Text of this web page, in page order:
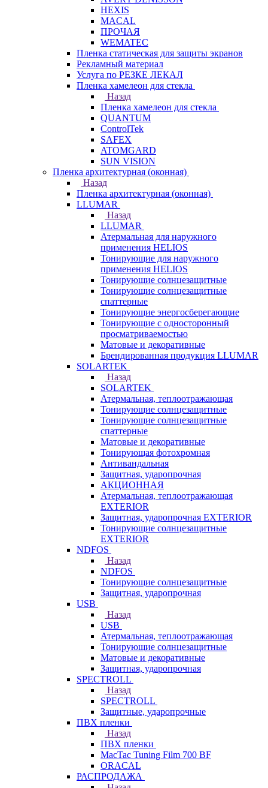
HEXIS
MACAL
ПРОЧАЯ
WEMATEC
Пленка статическая для защиты экранов
Рекламный материал
Услуга по РЕЗКЕ ЛЕКАЛ
Пленка хамелеон для стекла
Назад
Пленка хамелеон для стекла
QUANTUM
ControlTek
SAFEX
ATOMGARD
SUN VISION
Пленка архитектурная (оконная)
Назад
Пленка архитектурная (оконная)
LLUMAR
Назад
LLUMAR
Атермальная для наружного
применения HELIOS
Тонирующие для наружного
применения HELIOS
Тонирующие солнцезащитные
Тонирующие солнцезащитные
спаттерные
Тонирующие энергосберегающие
Тонирующие с односторонный
просматриваемостью
Матовые и декоративные
Брендированная продукция LLUMAR
SOLARTEK
Назад
SOLARTEK
Атермальная, теплоотражающая
Тонирующие солнцезащитные
Тонирующие солнцезащитные
спаттерные
Матовые и декоративные
Тонирующая фотохромная
Антивандальная
Защитная, ударопрочная
АКЦИОННАЯ
Атермальная, теплоотражающая
EXTERIOR
Защитная, ударопрочная EXTERIOR
Тонирующие солнцезащитные
EXTERIOR
NDFOS
Назад
NDFOS
Тонирующие солнцезащитные
Защитная, ударопрочная
USB
Назад
USB
Атермальная, теплоотражающая
Тонирующие солнцезащитные
Матовые и декоративные
Защитная, ударопрочная
SPECTROLL
Назад
SPECTROLL
Защитные, ударопрочные
ПВХ пленки
Назад
ПВХ пленки
MacTac Tuning Film 700 BF
ORACAL
РАСПРОДАЖА